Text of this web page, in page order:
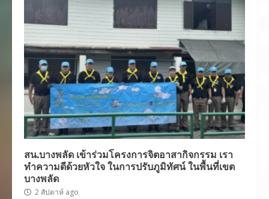
สน.บางพลัด เข้าร่วมโครงการจิตอาสากิจกรรม เรา
ทำความดีด้วยหัวใจ ในการปรับภูมิทัศน์ ในพื้นที่เขต
บางพลัด
2 สัปดาห์ ago